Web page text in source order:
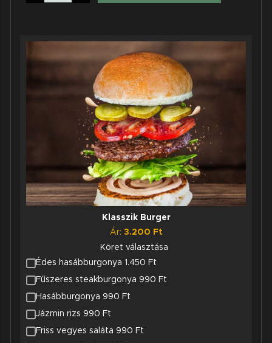
Klasszik Burger
Ár: 3.200 Ft
Köret választása
Édes hasábburgonya 1.450 Ft
Fűszeres steakburgonya 990 Ft
Hasábburgonya 990 Ft
Jázmin rizs 990 Ft
Friss vegyes saláta 990 Ft